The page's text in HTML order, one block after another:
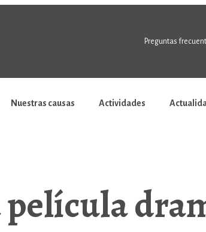
Preguntas
Nuestras causas Actividades